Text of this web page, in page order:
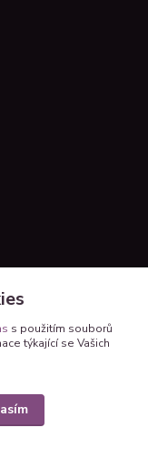
s použitím souborů
týkající se Vašich